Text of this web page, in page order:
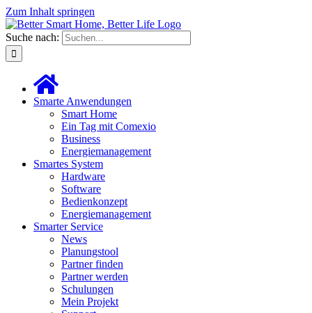
Zum Inhalt springen
Suche nach:
Smarte Anwendungen
Smart Home
Ein Tag mit Comexio
Business
Energiemanagement
Smartes System
Hardware
Software
Bedienkonzept
Energiemanagement
Smarter Service
News
Planungstool
Partner finden
Partner werden
Schulungen
Mein Projekt